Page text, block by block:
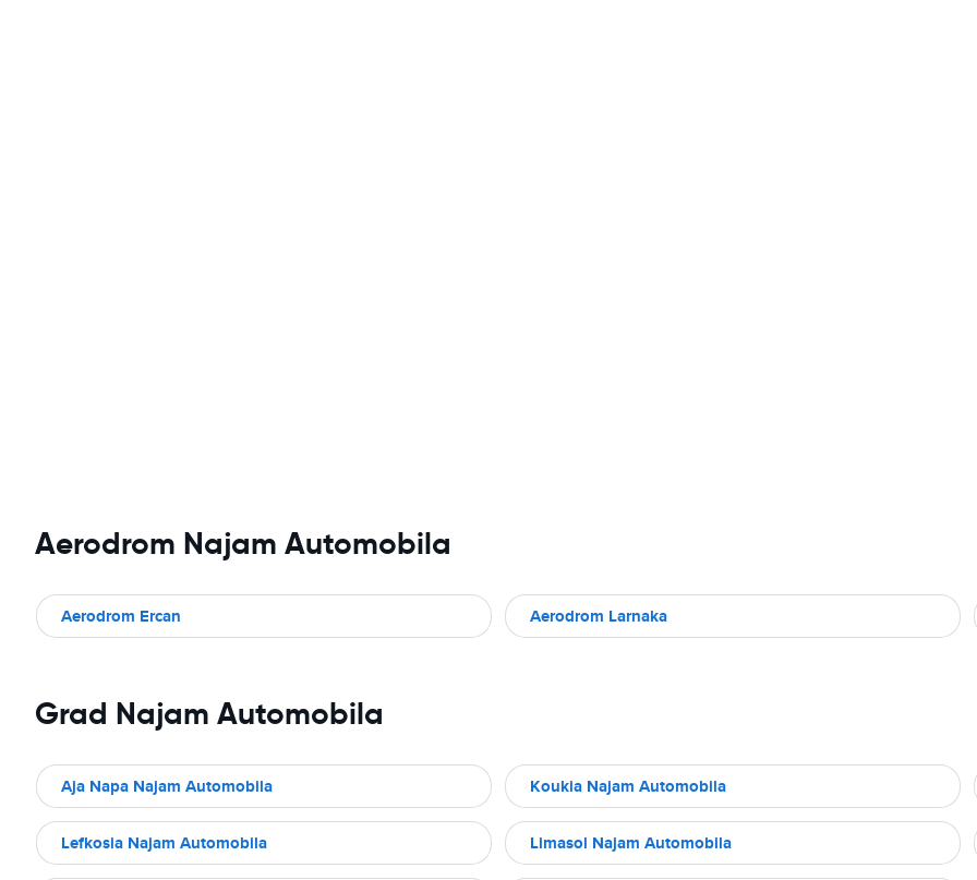
Aerodrom Najam Automobila
Aerodrom Ercan Aerodrom Larnaka
Grad Najam Automobila
Aja Napa Najam Automobila Koukia Najam Automobila
Lefkosia Najam Automobila Limasol Najam Automobila